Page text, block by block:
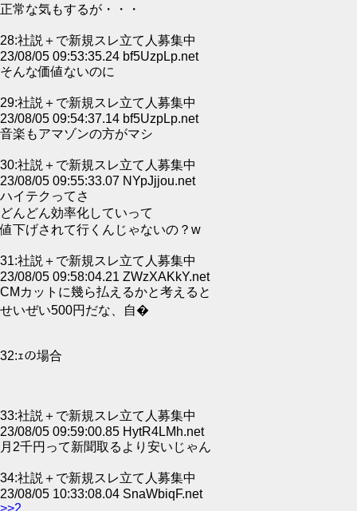
正常な気もするが・・・
28:社説＋で新規スレ立て人募集中
23/08/05 09:53:35.24 bf5UzpLp.net
そんな価値ないのに
29:社説＋で新規スレ立て人募集中
23/08/05 09:54:37.14 bf5UzpLp.net
音楽もアマゾンの方がマシ
30:社説＋で新規スレ立て人募集中
23/08/05 09:55:33.07 NYpJjjou.net
ハイテクってさ
どんどん効率化していって
値下げされて行くんじゃないの？w
31:社説＋で新規スレ立て人募集中
23/08/05 09:58:04.21 ZWzXAKkY.net
CMカットに幾ら払えるかと考えると
せいぜい500円だな、自�
32:ｪの場合
33:社説＋で新規スレ立て人募集中
23/08/05 09:59:00.85 HytR4LMh.net
月2千円って新聞取るより安いじゃん
34:社説＋で新規スレ立て人募集中
23/08/05 10:33:08.04 SnaWbiqF.net
>>2